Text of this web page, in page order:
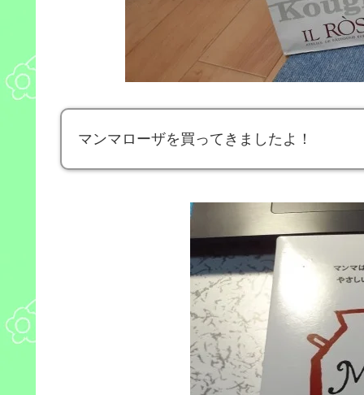
マンマローザを買ってきましたよ！